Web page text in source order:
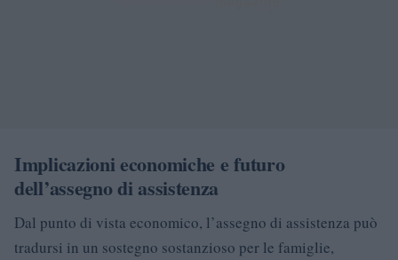
Implicazioni economiche e futuro
dell’assegno di assistenza
Dal punto di vista economico, l’assegno di assistenza può
tradursi in un sostegno sostanzioso per le famiglie,